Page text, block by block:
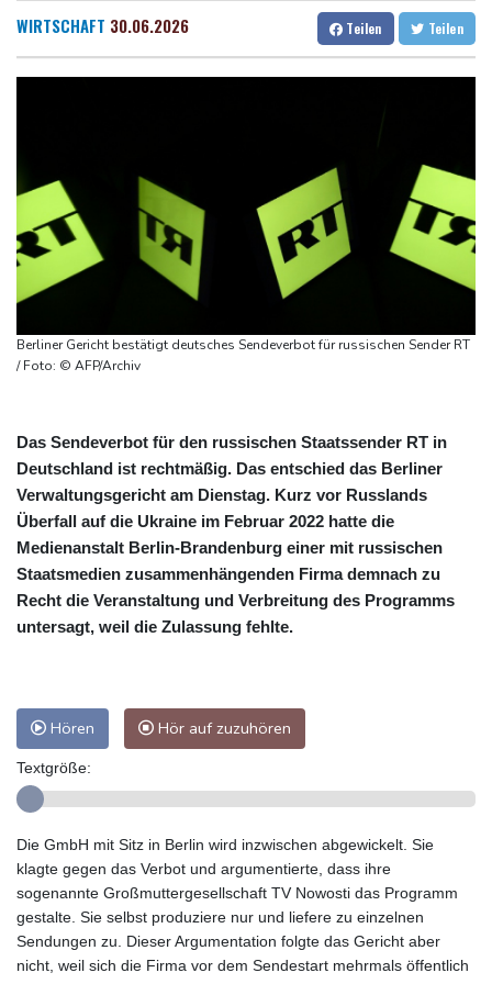
Dresden
25 °C Wien
30 °C
Salzburg
25 °C
Baden-Baden
27 °C
kündigt Berufung an
Direkt-ICE Berlin-Paris bleibt wegen Technikproblemen vorerst
unterbrochen
Russland weist Verantwortung für Drohnenvorfall an Leipziger
Flughafen zurück
US-Berufungsgericht bestätigt Aussetzung von Trumps
umstrittenen Ballsaal-Plänen
Nach Andrang auf Ceuta: Spanien und Italien streiten über
Niewiadoma fährt am Mont Ventoux ins Gelbe Trikot
WIRTSCHAFT 30.06.2026 Teilen Teilen
Berliner Gericht bestätigt deutsches Sendeverbot für russischen Sender RT
/ Foto: © AFP/Archiv
Das Sendeverbot für den russischen Staatssender RT in
Deutschland ist rechtmäßig. Das entschied das Berliner
Verwaltungsgericht am Dienstag. Kurz vor Russlands
Überfall auf die Ukraine im Februar 2022 hatte die
Medienanstalt Berlin-Brandenburg einer mit russischen
Staatsmedien zusammenhängenden Firma demnach zu
Recht die Veranstaltung und Verbreitung des Programms
untersagt, weil die Zulassung fehlte.
Hören Hör auf zuzuhören
Textgröße:
Die GmbH mit Sitz in Berlin wird inzwischen abgewickelt. Sie
klagte gegen das Verbot und argumentierte, dass ihre
sogenannte Großmuttergesellschaft TV Nowosti das Programm
gestalte. Sie selbst produziere nur und liefere zu einzelnen
Sendungen zu. Dieser Argumentation folgte das Gericht aber
nicht, weil sich die Firma vor dem Sendestart mehrmals öffentlich